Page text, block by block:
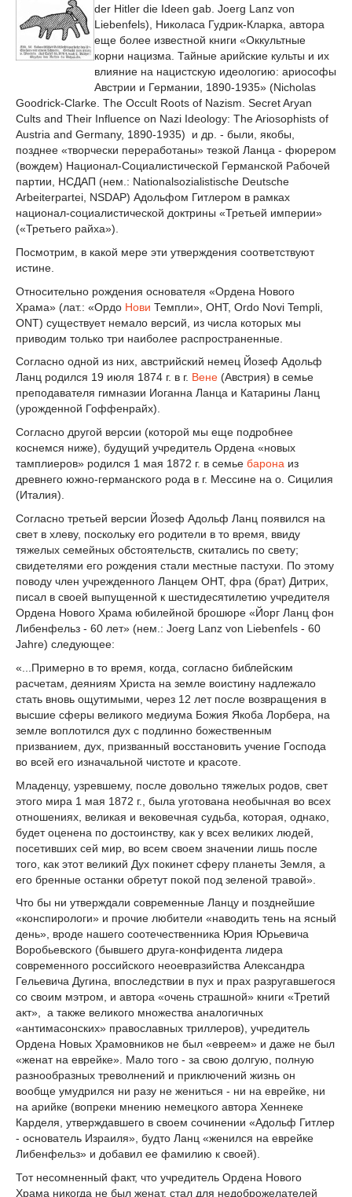
der Hitler die Ideen gab. Joerg Lanz von
Liebenfels), Николаса Гудрик-Кларка, автора
еще более известной книги «Оккультные
корни нацизма. Тайные арийские культы и их
влияние на нацистскую идеологию: ариософы
Австрии и Германии, 1890-1935» (Nicholas
Goodrick-Clarke. The Occult Roots of Nazism. Secret Aryan
Cults and Their Influence on Nazi Ideology: The Ariosophists of
Austria and Germany, 1890-1935) и др. - были, якобы,
позднее «творчески переработаны» тезкой Ланца - фюрером
(вождем) Национал-Социалистической Германской Рабочей
партии, НСДАП (нем.: Nationalsozialistische Deutsche
Arbeiterpartei, NSDAP) Адольфом Гитлером в рамках
национал-социалистической доктрины «Третьей империи»
(«Третьего райха»).
Посмотрим, в какой мере эти утверждения соответствуют
истине.
Относительно рождения основателя «Ордена Нового
Храма» (лат.: «Ордо Нови Темпли», ОНТ, Оrdo Novi Templi,
ONT) существует немало версий, из числа которых мы
приводим только три наиболее распространенные.
Согласно одной из них, австрийский немец Йозеф Адольф
Ланц родился 19 июля 1874 г. в г. Вене (Австрия) в семье
преподавателя гимназии Иоганна Ланца и Катарины Ланц
(урожденной Гоффенрайх).
Согласно другой версии (которой мы еще подробнее
коснемся ниже), будущий учредитель Ордена «новых
тамплиеров» родился 1 мая 1872 г. в семье барона из
древнего южно-германского рода в г. Мессине на о. Сицилия
(Италия).
Согласно третьей версии Йозеф Адольф Ланц появился на
свет в хлеву, поскольку его родители в то время, ввиду
тяжелых семейных обстоятельств, скитались по свету;
свидетелями его рождения стали местные пастухи. По этому
поводу член учрежденного Ланцем ОНТ, фра (брат) Дитрих,
писал в своей выпущенной к шестидесятилетию учредителя
Ордена Нового Храма юбилейной брошюре «Йорг Ланц фон
Либенфельз - 60 лет» (нем.: Joеrg Lanz von Liebenfels - 60
Jahre) следующее:
«...Примерно в то время, когда, согласно библейским
расчетам, деяниям Христа на земле воистину надлежало
стать вновь ощутимыми, через 12 лет после возвращения в
высшие сферы великого медиума Божия Якоба Лорбера, на
земле воплотился дух с подлинно божественным
призванием, дух, призванный восстановить учение Господа
во всей его изначальной чистоте и красоте.
Младенцу, узревшему, после довольно тяжелых родов, свет
этого мира 1 мая 1872 г., была уготована необычная во всех
отношениях, великая и вековечная судьба, которая, однако,
будет оценена по достоинству, как у всех великих людей,
посетивших сей мир, во всем своем значении лишь после
того, как этот великий Дух покинет сферу планеты Земля, а
его бренные останки обретут покой под зеленой травой».
Что бы ни утверждали современные Ланцу и позднейшие
«конспирологи» и прочие любители «наводить тень на ясный
день», вроде нашего соотечественника Юрия Юрьевича
Воробьевского (бывшего друга-конфидента лидера
современного российского неоевразийства Александра
Гельевича Дугина, впоследствии в пух и прах разругавшегося
со своим мэтром, и автора «очень страшной» книги «Третий
акт», а также великого множества аналогичных
«антимасонских» православных триллеров), учредитель
Ордена Новых Храмовников не был «евреем» и даже не был
«женат на еврейке». Мало того - за свою долгую, полную
разнообразных треволнений и приключений жизнь он
вообще умудрился ни разу не жениться - ни на еврейке, ни
на арийке (вопреки мнению немецкого автора Хеннеке
Карделя, утверждавшего в своем сочинении «Адольф Гитлер
- основатель Израиля», будто Ланц «женился на еврейке
Либенфельз» и добавил ее фамилию к своей).
Тот несомненный факт, что учредитель Ордена Нового
Храма никогда не был женат, стал для недоброжелателей